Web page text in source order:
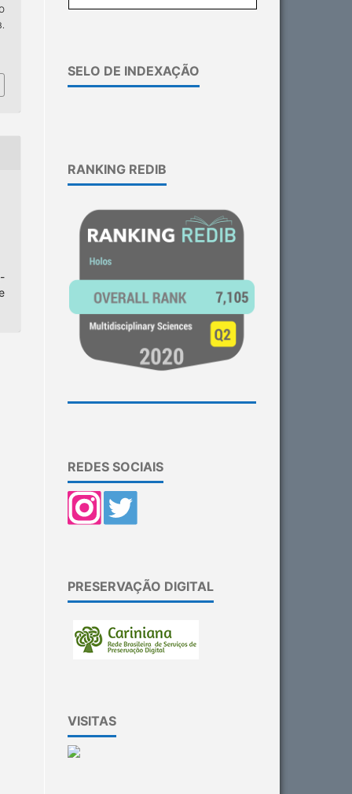
SELO DE INDEXAÇÃO
RANKING REDIB
REDES SOCIAIS
PRESERVAÇÃO DIGITAL
VISITAS